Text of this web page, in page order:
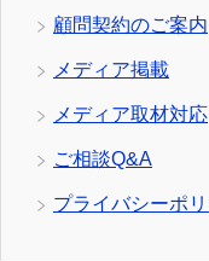
顧問契約のご案内
メディア掲載
メディア取材対応
ご相談Q&A
プライバシーポ